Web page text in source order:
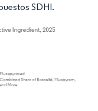
SDHI.